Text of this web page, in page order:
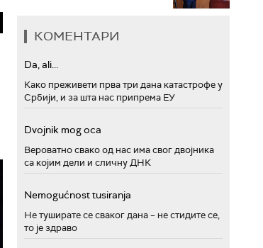
КОМЕНТАРИ
Da, ali...
Како преживети прва три дана катастрофе у
Србији, и за шта нас припрема ЕУ
Dvojnik mog oca
Вероватно свако од нас има свог двојника
са којим дели и сличну ДНК
Nemogućnost tusiranja
Не туширате се сваког дана – не стидите се,
то је здраво